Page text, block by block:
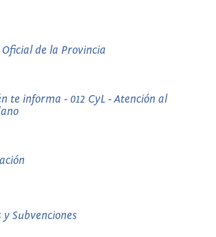
de la Provincia
te informa - 012 CyL - Atención al
y Subvenciones